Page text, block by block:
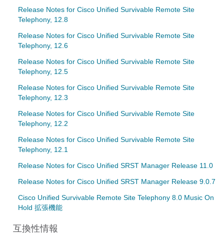
Release Notes for Cisco Unified Survivable Remote Site
Telephony, 12.8
Release Notes for Cisco Unified Survivable Remote Site
Telephony, 12.6
Release Notes for Cisco Unified Survivable Remote Site
Telephony, 12.5
Release Notes for Cisco Unified Survivable Remote Site
Telephony, 12.3
Release Notes for Cisco Unified Survivable Remote Site
Telephony, 12.2
Release Notes for Cisco Unified Survivable Remote Site
Telephony, 12.1
Release Notes for Cisco Unified SRST Manager Release 11.0
Release Notes for Cisco Unified SRST Manager Release 9.0.7
Cisco Unified Survivable Remote Site Telephony 8.0 Music On
Hold 拡張機能
互換性情報